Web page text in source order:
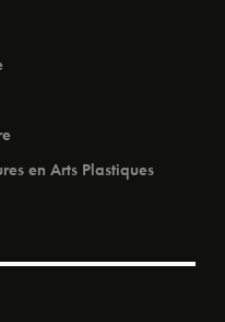
en Arts Plastiques